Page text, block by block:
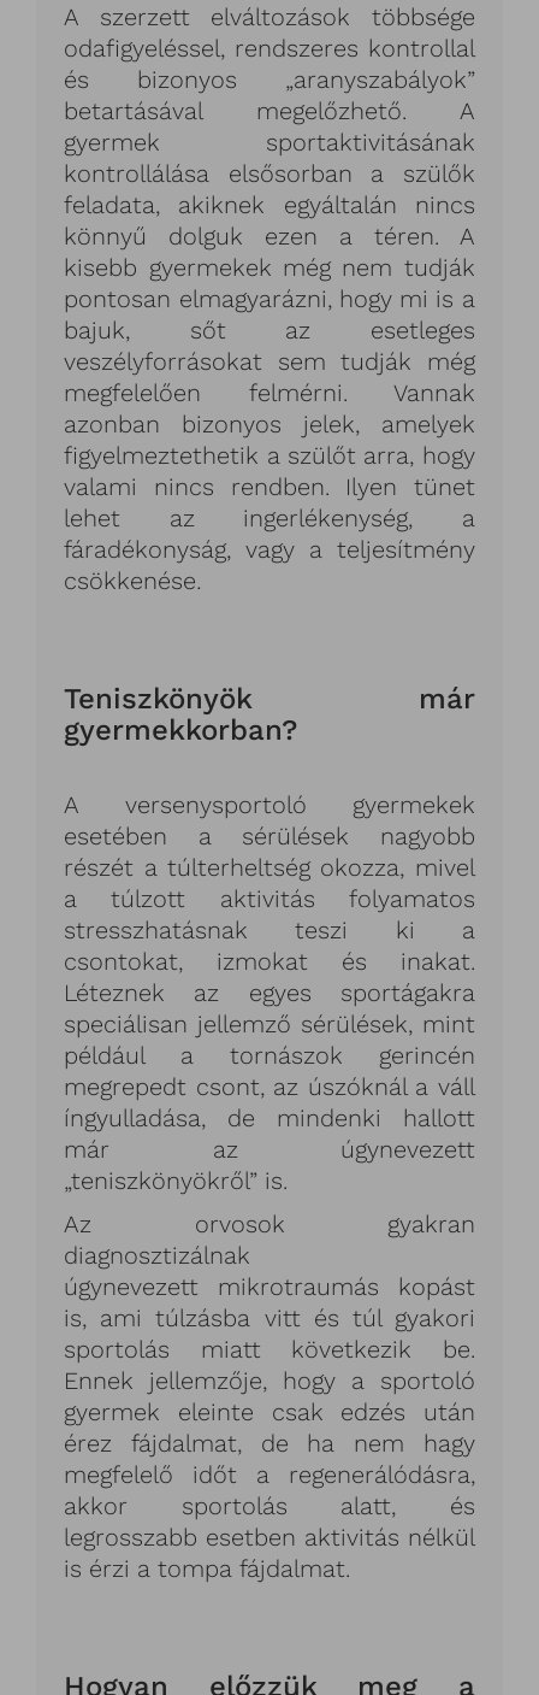
A szerzett elváltozások többsége
odafigyeléssel, rendszeres kontrollal
és bizonyos „aranyszabályok”
betartásával megelőzhető. A
gyermek sportaktivitásának
kontrollálása elsősorban a szülők
feladata, akiknek egyáltalán nincs
könnyű dolguk ezen a téren. A
kisebb gyermekek még nem tudják
pontosan elmagyarázni, hogy mi is a
bajuk, sőt az esetleges
veszélyforrásokat sem tudják még
megfelelően felmérni. Vannak
azonban bizonyos jelek, amelyek
figyelmeztethetik a szülőt arra, hogy
valami nincs rendben. Ilyen tünet
lehet az ingerlékenység, a
fáradékonyság, vagy a teljesítmény
csökkenése.
Teniszkönyök már
gyermekkorban?
A versenysportoló gyermekek
esetében a sérülések nagyobb
részét a túlterheltség okozza, mivel
a túlzott aktivitás folyamatos
stresszhatásnak teszi ki a
csontokat, izmokat és inakat.
Léteznek az egyes sportágakra
speciálisan jellemző sérülések, mint
például a tornászok gerincén
megrepedt csont, az úszóknál a váll
íngyulladása, de mindenki hallott
már az úgynevezett
„teniszkönyökről” is.
Az orvosok gyakran
diagnosztizálnak
úgynevezett mikrotraumás kopást
is, ami túlzásba vitt és túl gyakori
sportolás miatt következik be.
Ennek jellemzője, hogy a sportoló
gyermek eleinte csak edzés után
érez fájdalmat, de ha nem hagy
megfelelő időt a regenerálódásra,
akkor sportolás alatt, és
legrosszabb esetben aktivitás nélkül
is érzi a tompa fájdalmat.
Hogyan előzzük meg a